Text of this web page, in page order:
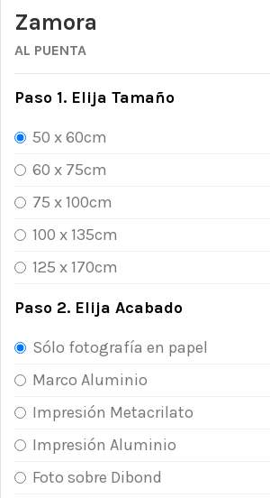
Zamora
AL PUENTA
Paso 1. Elija Tamaño
50 x 60cm
60 x 75cm
75 x 100cm
100 x 135cm
125 x 170cm
Paso 2. Elija Acabado
Sólo fotografía en papel
Marco Aluminio
Impresión Metacrilato
Impresión Aluminio
Foto sobre Dibond